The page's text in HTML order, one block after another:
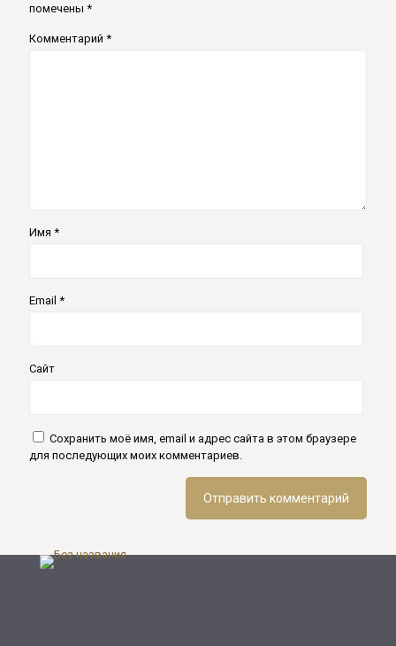
помечены *
Комментарий *
Имя *
Email *
Сайт
Сохранить моё имя, email и адрес сайта в этом браузере
для последующих моих комментариев.